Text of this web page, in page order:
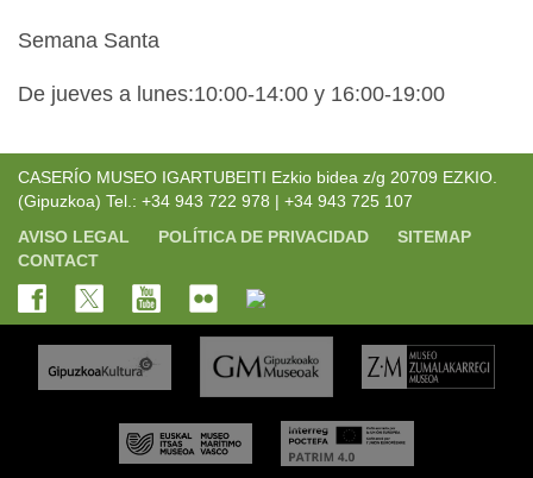
Semana Santa
De jueves a lunes:10:00-14:00 y 16:00-19:00
CASERÍO MUSEO IGARTUBEITI Ezkio bidea z/g 20709 EZKIO.
(Gipuzkoa) Tel.: +34 943 722 978 | +34 943 725 107
AVISO LEGAL
POLÍTICA DE PRIVACIDAD
SITEMAP
CONTACT